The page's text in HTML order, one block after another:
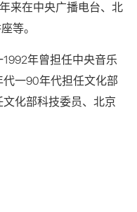
来在中央广播电台、北
等。
年曾担任中央音乐
一90年代担任文化部
化部科技委员、北京